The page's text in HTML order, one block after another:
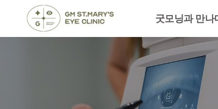
굿모닝과 만나